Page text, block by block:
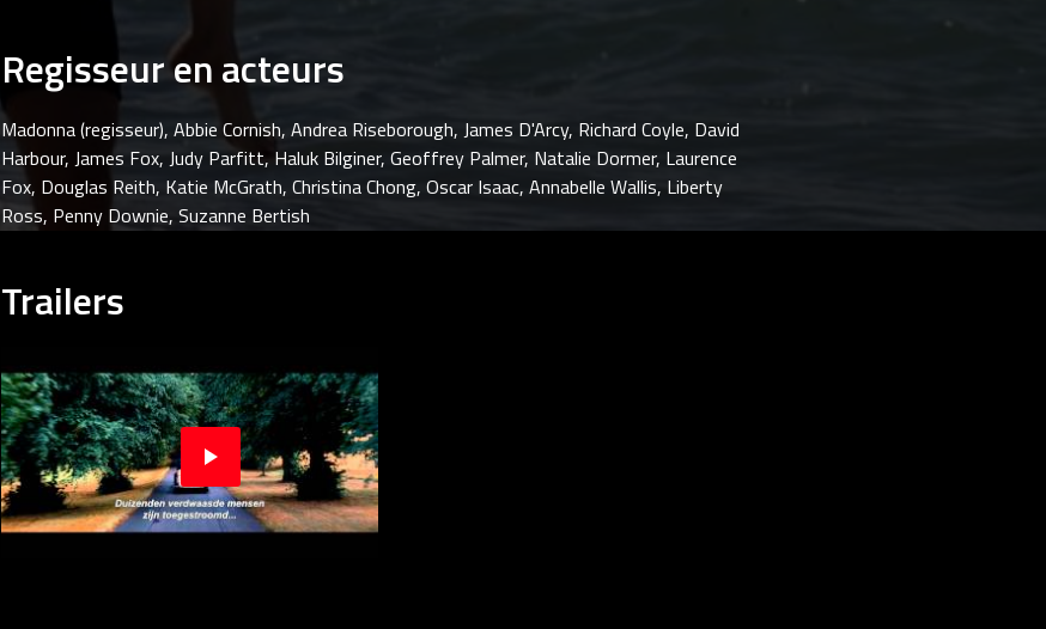
Regisseur en acteurs
Madonna (regisseur), Abbie Cornish, Andrea Riseborough, James D'Arcy, Richard Coyle, David
Harbour, James Fox, Judy Parfitt, Haluk Bilginer, Geoffrey Palmer, Natalie Dormer, Laurence
Fox, Douglas Reith, Katie McGrath, Christina Chong, Oscar Isaac, Annabelle Wallis, Liberty
Ross, Penny Downie, Suzanne Bertish
Trailers